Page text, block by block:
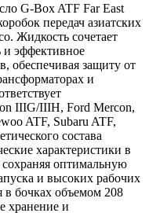
G-Box ATF Far East
передач азиатских
Жидкость сочетает
и эффективное
обеспечивая защиту от
и
IIIG/IIIH, Ford Mercon,
ATF, Subaru ATF,
состава
характеристики в
оптимальную
и высоких рабочих
в бочках объемом 208
хранение и